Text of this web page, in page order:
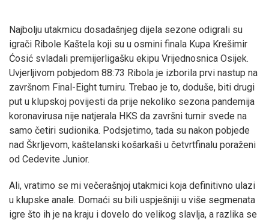
Najbolju utakmicu dosadašnjeg dijela sezone odigrali su
igrači Ribole Kaštela koji su u osmini finala Kupa Krešimir
Ćosić svladali premijerligašku ekipu Vrijednosnica Osijek.
Uvjerljivom pobjedom 88:73 Ribola je izborila prvi nastup na
završnom Final-Eight turniru. Trebao je to, doduše, biti drugi
put u klupskoj povijesti da prije nekoliko sezona pandemija
koronavirusa nije natjerala HKS da završni turnir svede na
samo četiri sudionika. Podsjetimo, tada su nakon pobjede
nad Škrljevom, kaštelanski košarkaši u četvrtfinalu poraženi
od Cedevite Junior.
Ali, vratimo se mi večerašnjoj utakmici koja definitivno ulazi
u klupske anale. Domaći su bili uspješniji u više segmenata
igre što ih je na kraju i dovelo do velikog slavlja, a razlika se